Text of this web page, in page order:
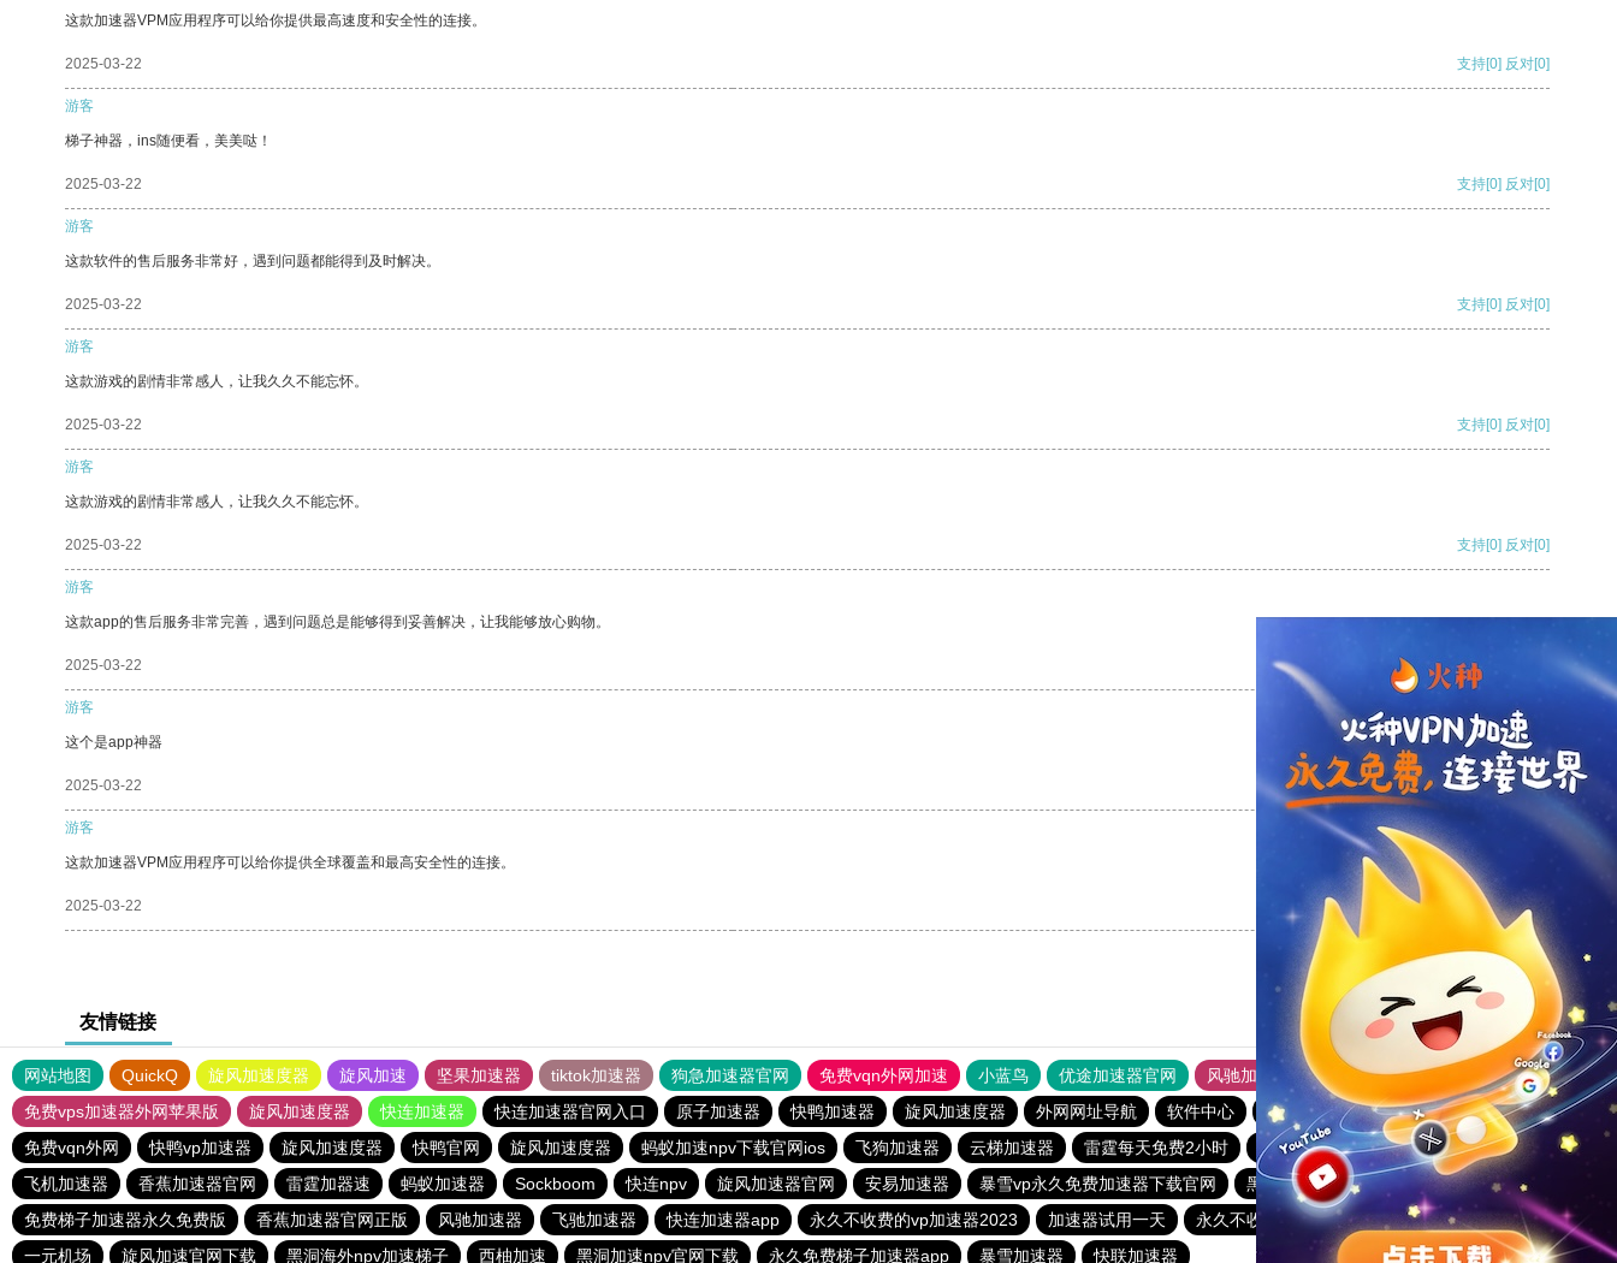
这款加速器VPM应用程序可以给你提供最高速度和安全性的连接。
2025-03-22 支持[0] 反对[0]
游客
梯子神器，ins随便看，美美哒！
2025-03-22 支持[0] 反对[0]
游客
这款软件的售后服务非常好，遇到问题都能得到及时解决。
2025-03-22 支持[0] 反对[0]
游客
这款游戏的剧情非常感人，让我久久不能忘怀。
2025-03-22 支持[0] 反对[0]
游客
这款游戏的剧情非常感人，让我久久不能忘怀。
2025-03-22 支持[0] 反对[0]
游客
这款app的售后服务非常完善，遇到问题总是能够得到妥善解决，让我能够放心购物。
2025-03-22 支持
游客
这个是app神器
2025-03-22 支持[0] 反对[0]
游客
这款加速器VPM应用程序可以给你提供全球覆盖和最高安全性的连接。
2025-03-22 支持[0] 反对[0]
友情链接
网站地图 QuickQ 旋风加速度器 旋风加速 坚果加速器 tiktok加速器 狗急加速器官网 免费vqn外网加速 小蓝鸟 优途加速器官网 风驰加速器
旋风加速器
免费vps加速器外网苹果版
旋风加速度器 快连加速器 快连加速器官网入口 原子加速器 快鸭加速器 旋风加速度器 外网网址导航 软件中心 雷霆加速 狂飙加速器
哔咔漫画
免费vqn外网
快鸭vp加速器 旋风加速度器 快鸭官网 旋风加速度器 蚂蚁加速npv下载官网ios 飞狗加速器 云梯加速器 雷霆每天免费2小时 极光aurora加速器
小蓝鸟pvn加速器
飞机加速器
香蕉加速器官网 雷霆加器速 蚂蚁加速器 Sockboom 快连npv 旋风加速器官网 安易加速器 暴雪vp永久免费加速器下载官网 黑豹加速器
爬梯子加速器
免费梯子加速器永久免费版
香蕉加速器官网正版 风驰加速器 飞驰加速器 快连加速器app 永久不收费的vp加速器2023 加速器试用一天 永久不收费的海外加速器
海外加速器试用一小时
一元机场
旋风加速官网下载 黑洞海外npv加速梯子 西柚加速 黑洞加速npv官网下载 永久免费梯子加速器app 暴雪加速器 快联加速器